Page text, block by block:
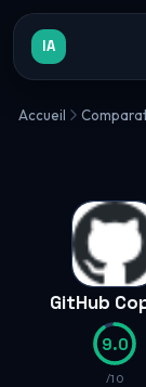
IA
Accueil
GitHub
9.0
/10